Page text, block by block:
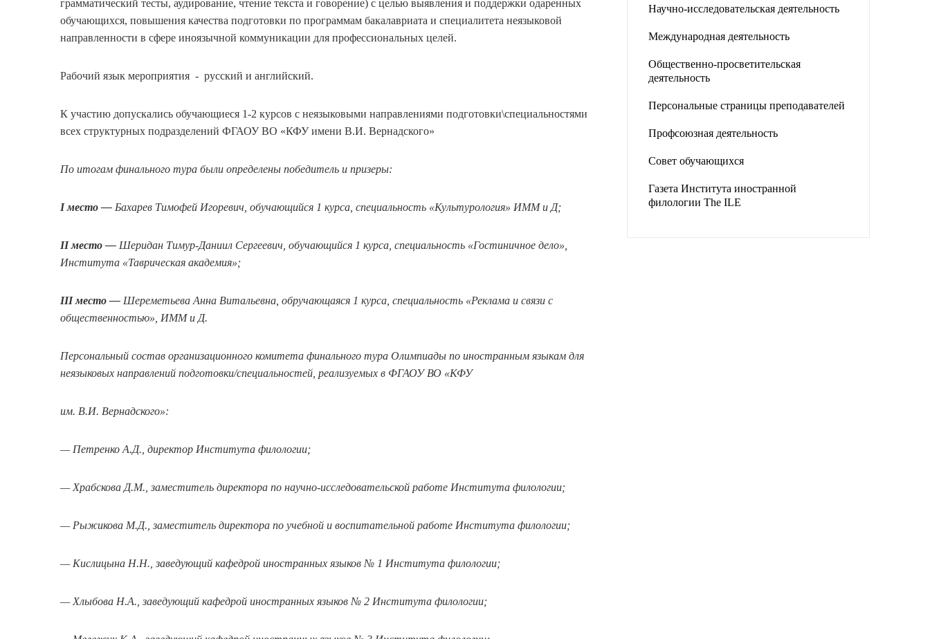
грамматический тесты, аудирование, чтение текста и говорение) с целью выявления и поддержки одаренных
обучающихся, повышения качества подготовки по программам бакалавриата и специалитета неязыковой
направленности в сфере иноязычной коммуникации для профессиональных целей.
Рабочий язык мероприятия - русский и английский.
К участию допускались обучающиеся 1-2 курсов с неязыковыми направлениями подготовки\специальностями
всех структурных подразделений ФГАОУ ВО «КФУ имени В.И. Вернадского»
По итогам финального тура были определены победитель и призеры:
I место — Бахарев Тимофей Игоревич, обучающийся 1 курса, специальность «Культурология» ИММ и Д;
II место — Шеридан Тимур-Даниил Сергеевич, обучающийся 1 курса, специальность «Гостиничное дело»,
Института «Таврическая академия»;
III место — Шереметьева Анна Витальевна, обручающаяся 1 курса, специальность «Реклама и связи с
общественностью», ИММ и Д.
Персональный состав организационного комитета финального тура Олимпиады по иностранным языкам для
неязыковых направлений подготовки/специальностей, реализуемых в ФГАОУ ВО «КФУ
им. В.И. Вернадского»:
— Петренко А.Д., директор Института филологии;
— Храбскова Д.М., заместитель директора по научно-исследовательской работе Института филологии;
— Рыжикова М.Д., заместитель директора по учебной и воспитательной работе Института филологии;
— Кислицына Н.Н., заведующий кафедрой иностранных языков № 1 Института филологии;
— Хлыбова Н.А., заведующий кафедрой иностранных языков № 2 Института филологии;
Научно-исследовательская деятельность
Международная деятельность
Общественно-просветительская
деятельность
Персональные страницы преподавателей
Профсоюзная деятельность
Совет обучающихся
Газета Института иностранной
филологии The ILE